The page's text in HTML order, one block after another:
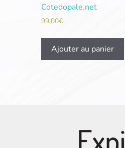
Cotedopale.net
99,00€
Ajouter au panier